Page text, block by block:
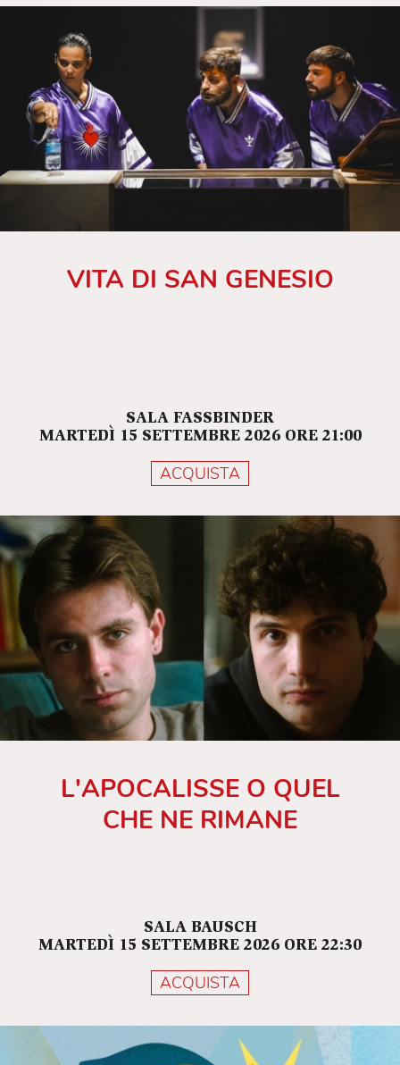
VITA DI SAN GENESIO
SALA FASSBINDER
MARTEDÌ 15 SETTEMBRE 2026 ORE 21:00
ACQUISTA
L'APOCALISSE O QUEL
CHE NE RIMANE
SALA BAUSCH
MARTEDÌ 15 SETTEMBRE 2026 ORE 22:30
ACQUISTA